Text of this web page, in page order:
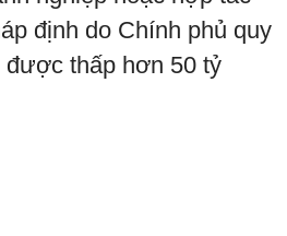
định do Chính phủ quy
thấp hơn 50 tỷ